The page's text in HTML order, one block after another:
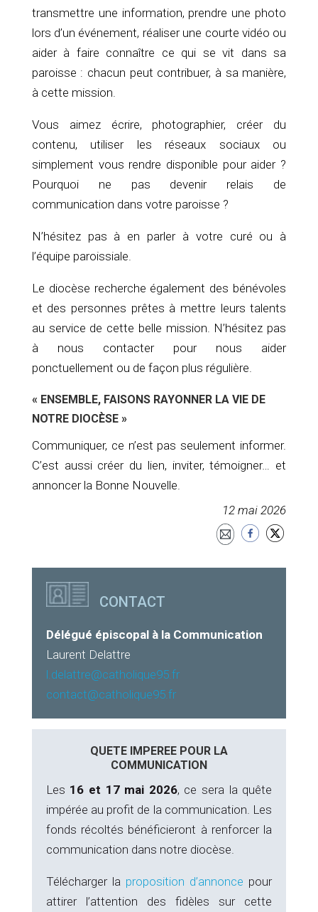
transmettre une information, prendre une photo
lors d’un événement, réaliser une courte vidéo ou
aider à faire connaître ce qui se vit dans sa
paroisse : chacun peut contribuer, à sa manière,
à cette mission.
Vous aimez écrire, photographier, créer du
contenu, utiliser les réseaux sociaux ou
simplement vous rendre disponible pour aider ?
Pourquoi ne pas devenir relais de
communication dans votre paroisse ?
N’hésitez pas à en parler à votre curé ou à
l’équipe paroissiale.
Le diocèse recherche également des bénévoles
et des personnes prêtes à mettre leurs talents
au service de cette belle mission. N’hésitez pas
à nous contacter pour nous aider
ponctuellement ou de façon plus régulière.
« ENSEMBLE, FAISONS RAYONNER LA VIE DE
NOTRE DIOCÈSE »
Communiquer, ce n’est pas seulement informer.
C’est aussi créer du lien, inviter, témoigner… et
annoncer la Bonne Nouvelle.
12 mai 2026
CONTACT
Délégué épiscopal à la Communication
Laurent Delattre
l.delattre@catholique95.fr
contact@catholique95.fr
QUETE IMPEREE POUR LA
COMMUNICATION
Les 16 et 17 mai 2026, ce sera la quête
impérée au profit de la communication. Les
fonds récoltés bénéficieront à renforcer la
communication dans notre diocèse.
Télécharger la proposition d’annonce pour
attirer l’attention des fidèles sur cette